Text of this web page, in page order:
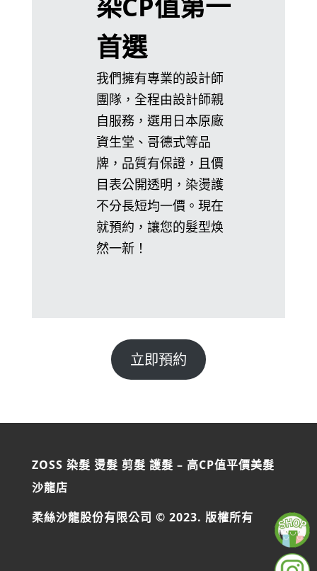
首選
我們擁有專業的設計師
團隊，全程由設計師親
自服務，選用日本原廠
資生堂、哥德式等品
牌，品質有保證，且價
目表公開透明，染燙護
不分長短均一價。現在
就預約，讓您的髮型焕
然一新！
立即預約
ZOSS 染髮 燙髮 剪髮 護髮 – 高CP值平價美髮
沙龍店
柔絲沙龍股份有限公司 © 2023. 版權所有